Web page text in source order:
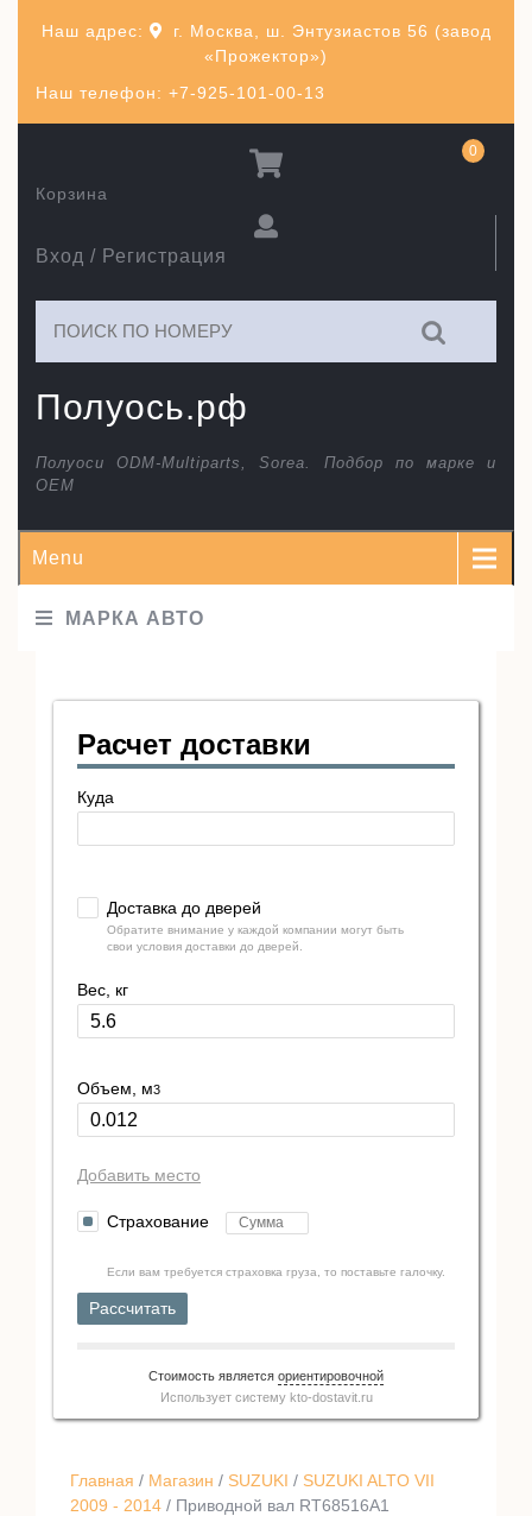
Наш телефон: +7-925-101-00-13
Наш адрес:
г. Москва, ш. Энтузиастов 56 (завод
«Прожектор»)
Полуось.рф
Полуоси ODM-Multiparts, Sorea. Подбор по марке и
ОЕМ
Вход / Регистрация
Корзина
0
Menu
МАРКА АВТО
Главная / Магазин / SUZUKI / SUZUKI ALTO VII
2009 - 2014 / Приводной вал RT68516A1
Расчет доставки
Куда
Доставка до дверей
Обратите внимание у каждой компании могут быть
свои условия доставки до дверей.
Вес, кг
Объем, м3
Добавить место
Страхование
Если вам требуется страховка груза, то поставьте галочку.
Рассчитать
Стоимость является ориентировочной
Использует систему kto-dostavit.ru